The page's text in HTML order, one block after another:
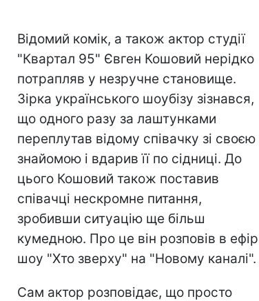
Відомий комік, а також актор студії
"Квартал 95" Євген Кошовий нерідко
потрапляв у незручне становище.
Зірка українського шоубізу зізнався,
що одного разу за лаштунками
переплутав відому співачку зі своєю
знайомою і вдарив її по сідниці. До
цього Кошовий також поставив
співачці нескромне питання,
зробивши ситуацію ще більш
кумедною. Про це він розповів в
шоу "Хто зверху" на "Новому каналі".
Сам актор розповідає, що просто